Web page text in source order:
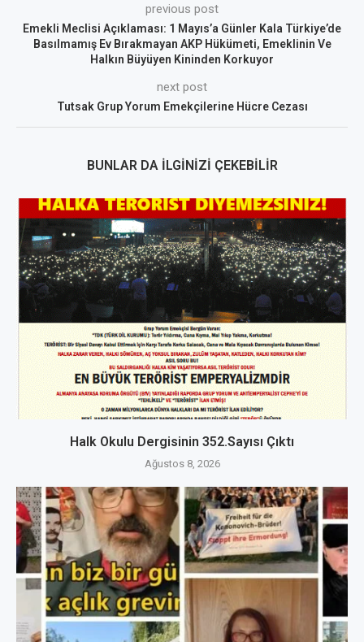
previous post
Emekli Meclisi Açıklaması: 1 Mayıs’a Günler Kala Türkiye’de
Basılmamış Ev Bırakmayan AKP Hükümeti, Emeklinin Ve
Halkın Büyüyen Kininden Korkuyor
next post
Tutsak Grup Yorum Emekçilerine Hücre Cezası
BUNLAR DA İLGINIZI ÇEKEBILIR
Halk Okulu Dergisinin 352.Sayısı Çıktı
Ağustos 8, 2026